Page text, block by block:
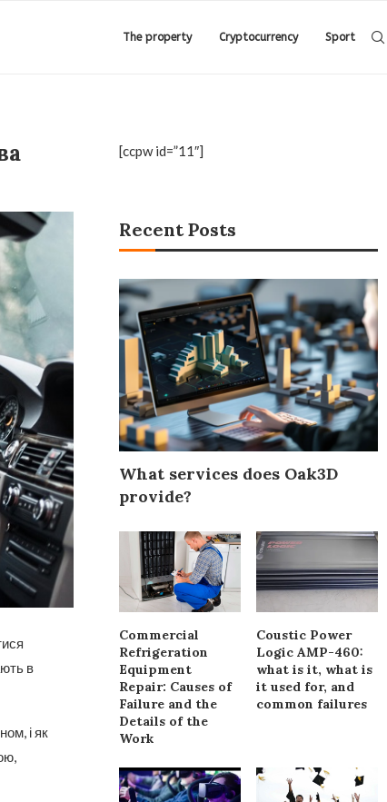
The property Cryptocurrency Sport
в
і як
[ccpw id=”11″]
Recent Posts
What services does Oak3D
provide?
Commercial
Refrigeration
Equipment
Repair: Causes of
Failure and the
Details of the
Work
Coustic Power
Logic AMP-460:
what is it, what is
it used for, and
common failures